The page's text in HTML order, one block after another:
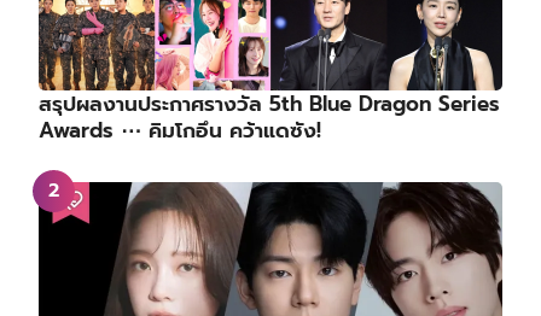
สรุปผลงานประกาศรางวัล 5th Blue Dragon Series
Awards ⋯ คิมโกอึน คว้าแดซัง!